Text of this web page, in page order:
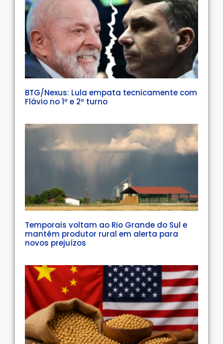
BTG/Nexus: Lula empata tecnicamente com
Flávio no 1º e 2º turno
Temporais voltam ao Rio Grande do Sul e
mantêm produtor rural em alerta para
novos prejuízos